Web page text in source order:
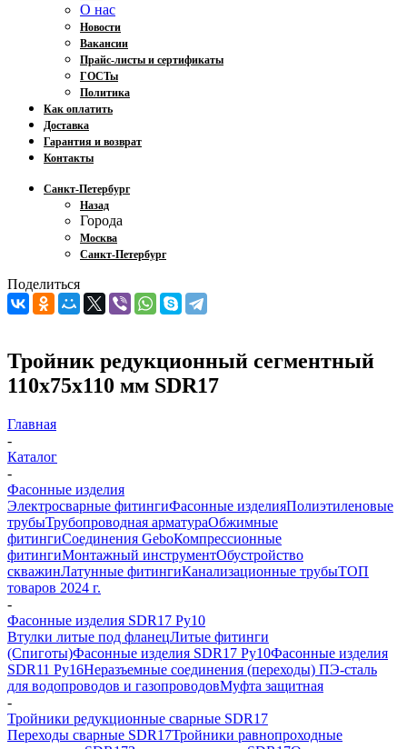
О нас
Новости
Вакансии
Прайс-листы и сертификаты
ГОСТы
Политика
Как оплатить
Доставка
Гарантия и возврат
Контакты
Санкт-Петербург
Назад
Города
Москва
Санкт-Петербург
Поделиться
Тройник редукционный сегментный
110х75х110 мм SDR17
Главная
-
Каталог
-
Фасонные изделия
Электросварные фитингиФасонные изделияПолиэтиленовые
трубыТрубопроводная арматураОбжимные
фитингиСоединения GeboКомпрессионные
фитингиМонтажный инструментОбустройство
скважинЛатунные фитингиКанализационные трубыТОП
товаров 2024 г.
-
Фасонные изделия SDR17 Ру10
Втулки литые под фланецЛитые фитинги
(Спиготы)Фасонные изделия SDR17 Ру10Фасонные изделия
SDR11 Ру16Неразъемные соединения (переходы) ПЭ-сталь
для водопроводов и газопроводовМуфта защитная
-
Тройники редукционные сварные SDR17
Переходы сварные SDR17Тройники равнопроходные